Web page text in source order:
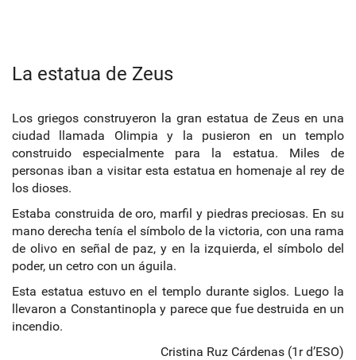
La estatua de Zeus
Los griegos construyeron la gran estatua de Zeus en una
ciudad llamada Olimpia y la pusieron en un templo
construido especialmente para la estatua. Miles de
personas iban a visitar esta estatua en homenaje al rey de
los dioses.
Estaba construida de oro, marfil y piedras preciosas. En su
mano derecha tenía el símbolo de la victoria, con una rama
de olivo en señal de paz, y en la izquierda, el símbolo del
poder, un cetro con un águila.
Esta estatua estuvo en el templo durante siglos. Luego la
llevaron a Constantinopla y parece que fue destruida en un
incendio.
Cristina Ruz Cárdenas (1r d’ESO)